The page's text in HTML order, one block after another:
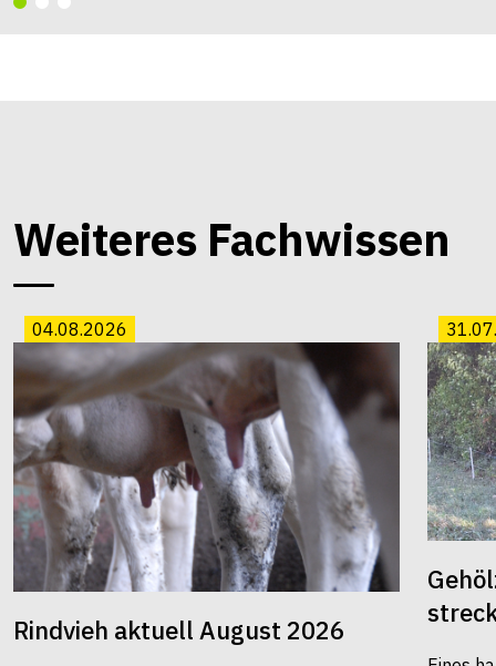
Weiteres Fachwissen
04.08.2026
Rindvieh aktuell August 2026